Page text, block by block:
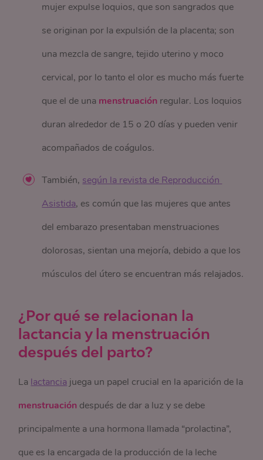
mujer expulse loquios, que son sangrados que
se originan por la expulsión de la placenta; son
una mezcla de sangre, tejido uterino y moco
cervical, por lo tanto el olor es mucho más fuerte
que el de una menstruación regular. Los loquios
duran alrededor de 15 o 20 días y pueden venir
acompañados de coágulos.
También, según la revista de Reproducción
Asistida, es común que las mujeres que antes
del embarazo presentaban menstruaciones
dolorosas, sientan una mejoría, debido a que los
músculos del útero se encuentran más relajados.
¿Por qué se relacionan la
lactancia y la menstruación
después del parto?
La lactancia juega un papel crucial en la aparición de la
menstruación después de dar a luz y se debe
principalmente a una hormona llamada “prolactina”,
que es la encargada de la producción de la leche